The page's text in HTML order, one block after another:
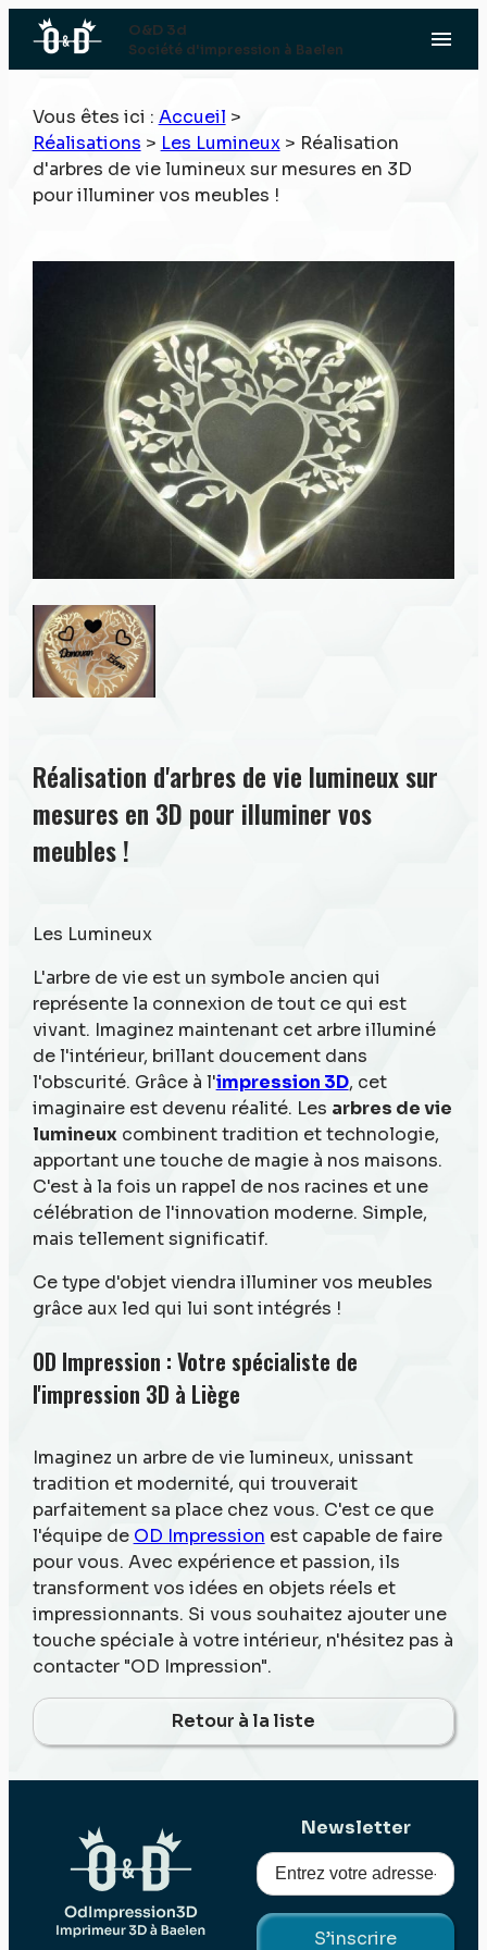
O&D 3d
Société d'impression à Baelen menu
Vous êtes ici : Accueil >
Réalisations > Les Lumineux> Réalisation
d'arbres de vie lumineux sur mesures en 3D
pour illuminer vos meubles !
Réalisation d'arbres de vie lumineux sur
mesures en 3D pour illuminer vos
meubles !
Les Lumineux
L'arbre de vie est un symbole ancien qui
représente la connexion de tout ce qui est
vivant. Imaginez maintenant cet arbre illuminé
de l'intérieur, brillant doucement dans
l'obscurité. Grâce à l'impression 3D, cet
imaginaire est devenu réalité. Les arbres de vie
lumineuxcombinent tradition et technologie,
apportant une touche de magie à nos maisons.
C'est à la fois un rappel de nos racines et une
célébration de l'innovation moderne. Simple,
mais tellement significatif.
Ce type d'objet viendra illuminer vos meubles
grâce aux led qui lui sont intégrés !
OD Impression : Votre spécialiste de
l'impression 3D à Liège
Imaginez un arbre de vie lumineux, unissant
tradition et modernité, qui trouverait
parfaitement sa place chez vous. C'est ce que
l'équipe de OD Impression est capable de faire
pour vous. Avec expérience et passion, ils
transforment vos idées en objets réels et
impressionnants. Si vous souhaitez ajouter une
touche spéciale à votre intérieur, n'hésitez pas à
contacter "OD Impression".
Retour à la liste
Newsletter
Panneau de gestion des cookies